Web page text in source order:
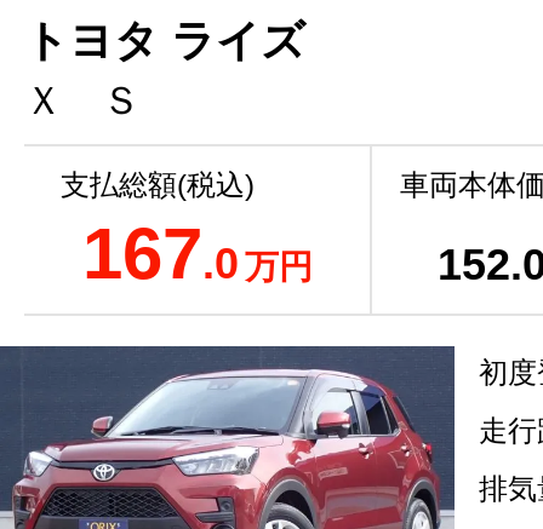
トヨタ ライズ
Ｘ Ｓ
支払総額(税込)
167.0万円
車両本体
152
初
走
排気